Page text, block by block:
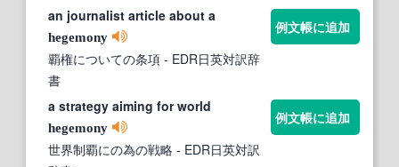
an journalist article about a
hegemony
覇権についての条項 - EDR日英対訳辞
書
例文帳に追加
a strategy aiming for world
hegemony
世界制覇にの為の戦略 - EDR日英対訳
例文帳に追加